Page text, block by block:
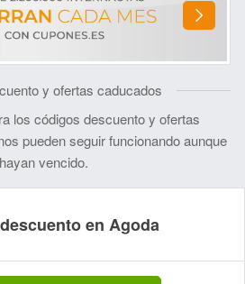
y ofertas caducados
los códigos descuento y ofertas
pueden seguir funcionando aunque
hayan vencido.
en Agoda